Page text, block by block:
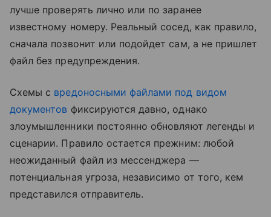
лучше проверять лично или по заранее
известному номеру. Реальный сосед, как правило,
сначала позвонит или подойдет сам, а не пришлет
файл без предупреждения.
Схемы с вредоносными файлами под видом
документов фиксируются давно, однако
злоумышленники постоянно обновляют легенды и
сценарии. Правило остается прежним: любой
неожиданный файл из мессенджера —
потенциальная угроза, независимо от того, кем
представился отправитель.